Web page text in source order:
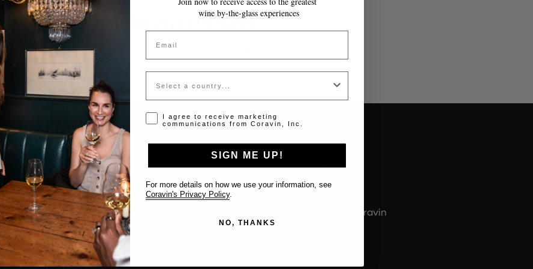
Jeton invalide ou expiré
Veuillez contacter l'administrateur pour un jeton valide.
Support
Nous contacter
Inscrire votre établissement
FAQ
About us
À propos de Coravin
À propos du guide Coravin
wine by-the-glass experiences
Email
Country
Opt-in disclaimer
I agree to receive marketing
communications from Coravin, Inc.
SIGN ME UP!
For more details on how we use your information, see
Coravin's Privacy Policy
NO, THANKS